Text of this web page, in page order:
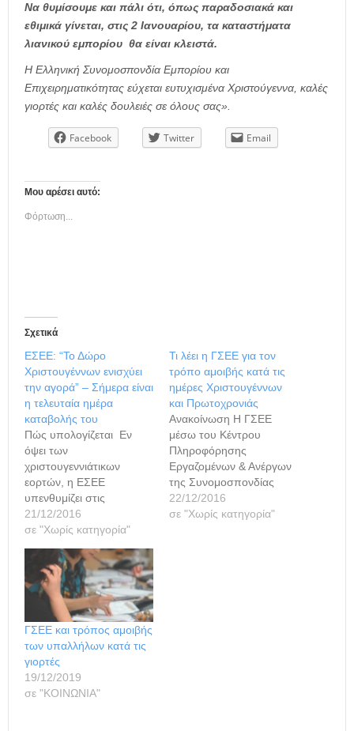
Να θυμίσουμε και πάλι ότι, όπως παραδοσιακά και
εθιμικά γίνεται, στις 2 Ιανουαρίου, τα καταστήματα
λιανικού εμπορίου θα είναι κλειστά.
Η Ελληνική Συνομοσπονδία Εμπορίου και
Επιχειρηματικότητας εύχεται ευτυχισμένα Χριστούγεννα, καλές
γιορτές και καλές δουλειές σε όλους σας».
Facebook Twitter Email
Μου αρέσει αυτό:
Φόρτωση...
Σχετικά
ΕΣΕΕ: “Το Δώρο
Χριστουγέννων ενισχύει
την αγορά” – Σήμερα είναι
η τελευταία ημέρα
καταβολής του
Πώς υπολογίζεται Εν
όψει των
χριστουγεννιάτικων
εορτών, η ΕΣΕΕ
υπενθυμίζει στις
εμπορικές επιχειρήσεις
που απασχολούν
την υποχρέωση
καταβολής του δώρου
Χριστουγέννων μέχρι
ΣΗΜΕΡΑ 21 Δεκεμβρίου.
Σύμφωνα με την
ισχύουσα νομοθεσία, όλοι
οι μισθωτοί που
απασχολούνται στον
ιδιωτικό τομέα με σχέση
21/12/2016
σε "Χωρίς κατηγορία"
Τι λέει η ΓΣΕΕ για τον
τρόπο αμοιβής κατά τις
ημέρες Χριστουγέννων
και Πρωτοχρονιάς
Ανακοίνωση H ΓΣΕΕ
μέσω του Κέντρου
Πληροφόρησης
Εργαζομένων & Ανέργων
της Συνομοσπονδίας
(ΚΕΠΕΑ/ΓΣΕΕ,
http://www.kepea.gr/)
22/12/2016
σε "Χωρίς κατηγορία"
ΓΣΕΕ και τρόπος αμοιβής
των υπαλλήλων κατά τις
γιορτές
19/12/2019
σε "ΚΟΙΝΩΝΙΑ"